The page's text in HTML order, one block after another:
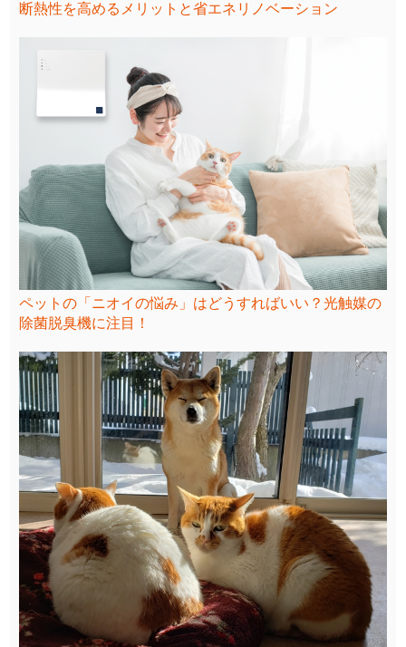
断熱性を高めるメリットと省エネリノベーション
ペットの「ニオイの悩み」はどうすればいい？光触媒の
除菌脱臭機に注目！